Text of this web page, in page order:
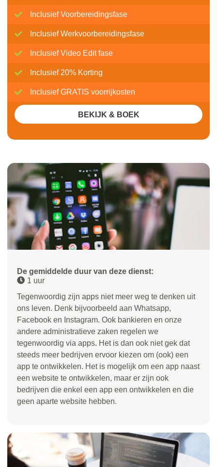
De gemiddelde duur van deze dienst:
1 uur
Tegenwoordig zijn apps niet meer weg te denken uit
ons leven. Denk bijvoorbeeld aan Whatsapp,
Facebook en Instagram. Ook bankieren en onze
andere administratieve zaken regelen we
tegenwoordig via apps. Het is dan ook niet gek dat
steeds meer bedrijven ervoor kiezen om (ook) een
app te ontwikkelen. Het is mogelijk om een app naast
een website te ontwikkelen, maar er zijn ook
bedrijven die enkel een app een ontwikkelen en die
geen aparte website hebben.
Inclusief Voorbereidingsfase
Inclusief Werkvoorbereidingsfase
Inclusief Video Edit fase
Inclusief 20% Korting
Inclusief GRATIS voorrijkosten
BEKIJK & BOEK